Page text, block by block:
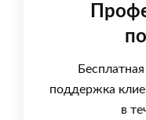
поддержка
в